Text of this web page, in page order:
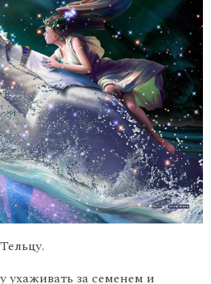
ухаживать за семенем и